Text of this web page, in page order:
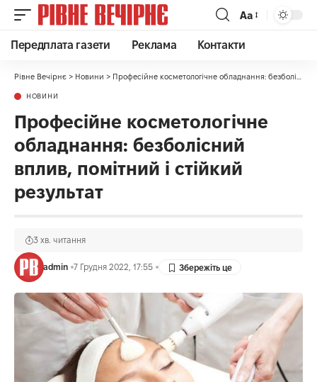
Аа
Передплата газети Реклама Контакти
Рівне Вечірнє > Новини > Професійне косметологічне обладнання: безболісний вплив, помітний і стійкий результат
НОВИНИ
Професійне косметологічне
обладнання: безболісний
вплив, помітний і стійкий
результат
admin 7 Грудня 2022, 17:55
3 хв. читання